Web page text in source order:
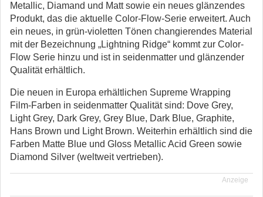
Metallic, Diamand und Matt sowie ein neues glänzendes
Produkt, das die aktuelle Color-Flow-Serie erweitert. Auch
ein neues, in grün-violetten Tönen changierendes Material
mit der Bezeichnung „Lightning Ridge“ kommt zur Color-
Flow Serie hinzu und ist in seidenmatter und glänzender
Qualität erhältlich.
Die neuen in Europa erhältlichen Supreme Wrapping
Film-Farben in seidenmatter Qualität sind: Dove Grey,
Light Grey, Dark Grey, Grey Blue, Dark Blue, Graphite,
Hans Brown und Light Brown. Weiterhin erhältlich sind die
Farben Matte Blue und Gloss Metallic Acid Green sowie
Diamond Silver (weltweit vertrieben).
Anzeige